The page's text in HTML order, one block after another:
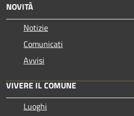
NOVITÀ
Notizie
Comunicati
Avvisi
VIVERE IL COMUNE
Luoghi